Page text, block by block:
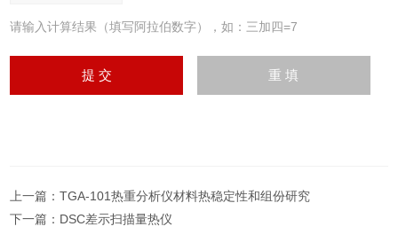
请输入计算结果（填写阿拉伯数字），如：三加四=7
上一篇：TGA-101热重分析仪材料热稳定性和组份研究
下一篇： DSC差示扫描量热仪